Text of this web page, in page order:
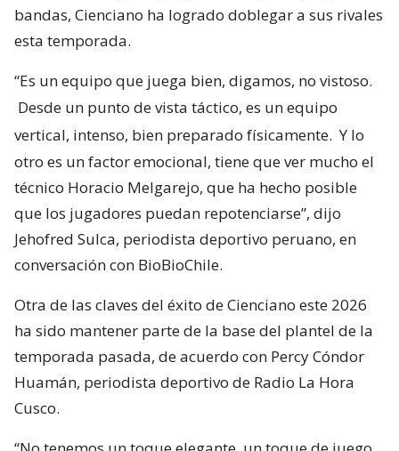
bandas, Cienciano ha logrado doblegar a sus rivales
esta temporada.
“Es un equipo que juega bien, digamos, no vistoso.
Desde un punto de vista táctico, es un equipo
vertical, intenso, bien preparado físicamente. Y lo
otro es un factor emocional, tiene que ver mucho el
técnico Horacio Melgarejo, que ha hecho posible
que los jugadores puedan repotenciarse”, dijo
Jehofred Sulca, periodista deportivo peruano, en
conversación con BioBioChile.
Otra de las claves del éxito de Cienciano este 2026
ha sido mantener parte de la base del plantel de la
temporada pasada, de acuerdo con Percy Cóndor
Huamán, periodista deportivo de Radio La Hora
Cusco.